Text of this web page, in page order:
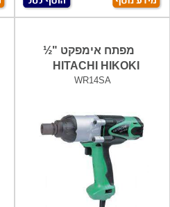
מפתח אימפקט "½
HITACHI HIKOKI
WR14SA